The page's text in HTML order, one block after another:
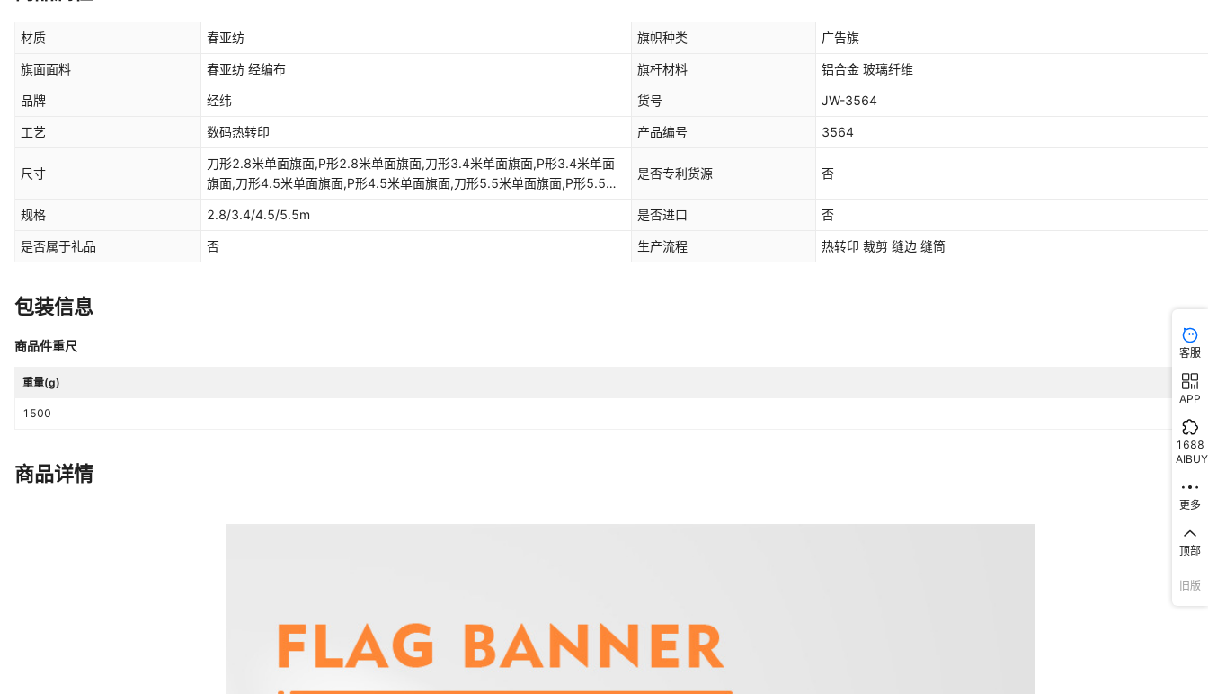
材质 春亚纺 旗帜种类 广告旗
旗面面料 春亚纺 经编布 旗杆材料 铝合金 玻璃纤维
品牌 经纬 货号 JW-3564
工艺 数码热转印 产品编号 3564
尺寸
刀形2.8米单面旗面,P形2.8米单面旗面,刀形3.4米单面旗面,P形3.4米单面
旗面,刀形4.5米单面旗面,P形4.5米单面旗面,刀形5.5米单面旗面,P形5.5米
是否专利货源 否
规格 2.8/3.4/4.5/5.5m 是否进口 否
是否属于礼品 否 生产流程 热转印 裁剪 缝边 缝筒
包装信息
商品件重尺
重量(g)
1500
商品详情
客服
APP
1688
AIBUY
更多
顶部
旧版